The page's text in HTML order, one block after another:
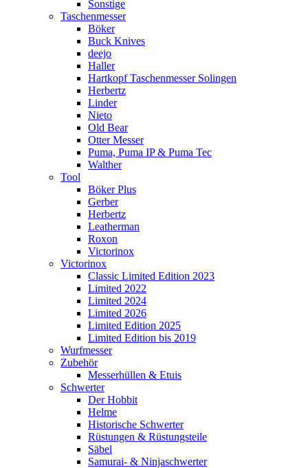
Sonstige
Taschenmesser
Böker
Buck Knives
deejo
Haller
Hartkopf Taschenmesser Solingen
Herbertz
Linder
Nieto
Old Bear
Otter Messer
Puma, Puma IP & Puma Tec
Walther
Tool
Böker Plus
Gerber
Herbertz
Leatherman
Roxon
Victorinox
Victorinox
Classic Limited Edition 2023
Limited 2022
Limited 2024
Limited 2026
Limited Edition 2025
Limited Edition bis 2019
Wurfmesser
Zubehör
Messerhüllen & Etuis
Schwerter
Der Hobbit
Helme
Historische Schwerter
Rüstungen & Rüstungsteile
Säbel
Samurai- & Ninjaschwerter